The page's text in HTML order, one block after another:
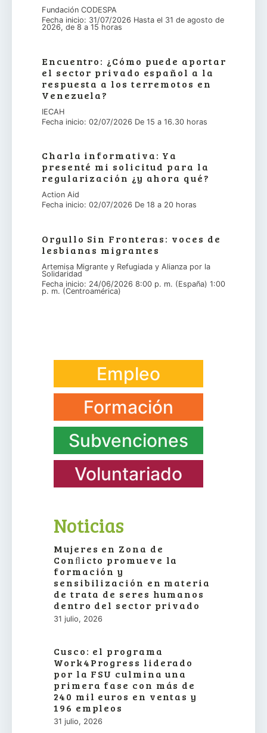
Fundación CODESPA
Fecha inicio: 31/07/2026 Hasta el 31 de agosto de
2026, de 8 a 15 horas
Encuentro: ¿Cómo puede aportar
el sector privado español a la
respuesta a los terremotos en
Venezuela?
IECAH
Fecha inicio: 02/07/2026 De 15 a 16.30 horas
Charla informativa: Ya
presenté mi solicitud para la
regularización ¿y ahora qué?
Action Aid
Fecha inicio: 02/07/2026 De 18 a 20 horas
Orgullo Sin Fronteras: voces de
lesbianas migrantes
Artemisa Migrante y Refugiada y Alianza por la
Solidaridad
Fecha inicio: 24/06/2026 8:00 p. m. (España) 1:00
p. m. (Centroamérica)
Empleo
Formación
Subvenciones
Voluntariado
Noticias
Mujeres en Zona de
Conﬂicto promueve la
formación y
sensibilización en materia
de trata de seres humanos
dentro del sector privado
31 julio, 2026
Cusco: el programa
Work4Progress liderado
por la FSU culmina una
primera fase con más de
240 mil euros en ventas y
196 empleos
31 julio, 2026